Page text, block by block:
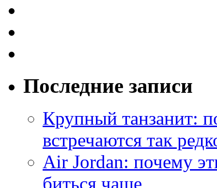
Последние записи
Крупный танзанит:
встречаются так
Air Jordan: почему
биться чаще